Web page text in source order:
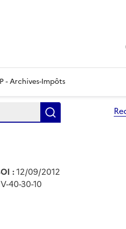
- Archives-Impôts
:12/09/2012
40-30-10